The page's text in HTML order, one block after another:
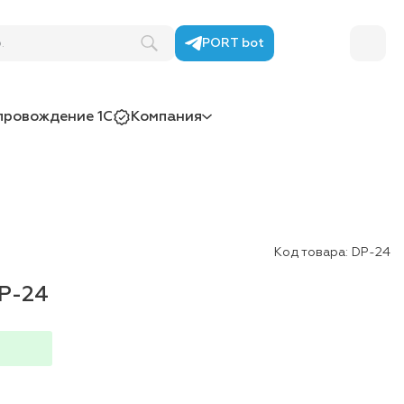
PORT bot
1С Компания
Код товара: DP-24
24